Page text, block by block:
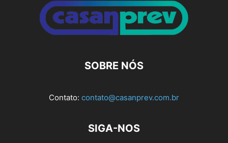
SOBRE NÓS
Contato: contato@casanprev.com.br
SIGA-NOS